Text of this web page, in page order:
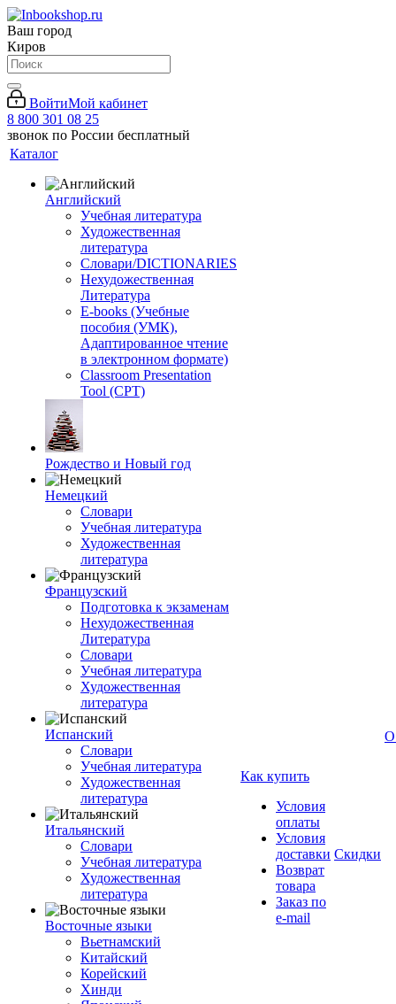
Ваш город
Киров
ВойтиМой кабинет
8 800 301 08 25
звонок по России бесплатный
Каталог
Английский
Учебная литература
Художественная
литература
Словари/DICTIONARIES
Нехудожественная
Литература
E-books (Учебные
пособия (УМК),
Адаптированное чтение
в электронном формате)
Classroom Presentation
Tool (CPT)
Рождество и Новый год
Немецкий
Словари
Учебная литература
Художественная
литература
Французский
Подготовка к экзаменам
Нехудожественная
Литература
Словари
Учебная литература
Художественная
литература
Испанский
Словари
Учебная литература
Художественная
литература
Итальянский
Словари
Учебная литература
Художественная
литература
Восточные языки
Вьетнамский
Китайский
Корейский
Хинди
Как купить
Условия
оплаты
Условия
доставки
Возврат
товара
Заказ по
e-mail
Скидки
О